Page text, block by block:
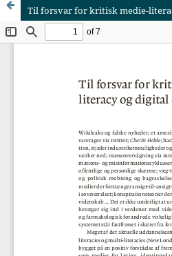
Til forsvar for kritisk medie-